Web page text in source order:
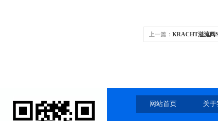
上一篇： KRACHT溢流阀
网站首页 关